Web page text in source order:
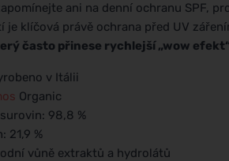
ani na denní ochranu SPF,
je klíčová právě ochrana před UV
často přinese rychlejší „wow
v Itálii
Organic
98,8 %
21,9 %
vůně extraktů a hydrolátů